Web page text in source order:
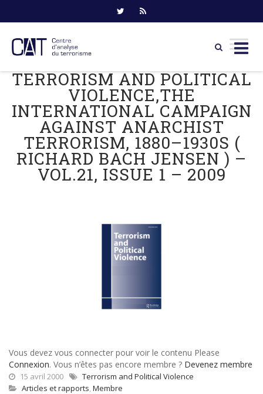
Skip
to
TERRORISM AND POLITICAL
VIOLENCE,THE
INTERNATIONAL CAMPAIGN
AGAINST ANARCHIST
TERRORISM, 1880–1930S (
RICHARD BACH JENSEN ) –
VOL.21, ISSUE 1 – 2009
Vous devez vous connecter pour voir le contenu Please
Connexion. Vous n’êtes pas encore membre ? Devenez membre
15 avril 2000
Terrorism and Political Violence
Articles et rapports, Membre